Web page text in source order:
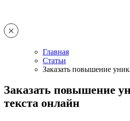
Главная
Статьи
Заказать повышение
Заказать повышение
текста онлайн